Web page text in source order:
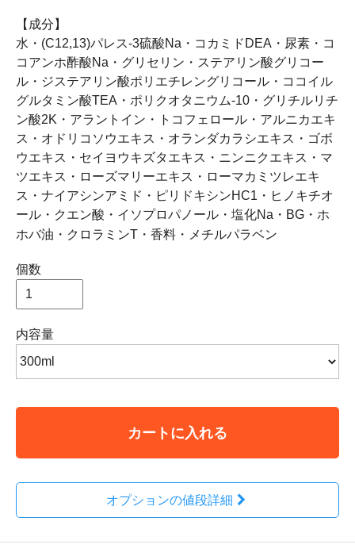
【成分】
水・(C12,13)パレス-3硫酸Na・コカミドDEA・尿素・コ
コアンホ酢酸Na・グリセリン・ステアリン酸グリコー
ル・ジステアリン酸ポリエチレングリコール・ココイル
グルタミン酸TEA・ポリクオタニウム-10・グリチルリチ
ン酸2K・アラントイン・トコフェロール・アルニカエキ
ス・オドリコソウエキス・オランダカラシエキス・ゴボ
ウエキス・セイヨウキズタエキス・ニンニクエキス・マ
ツエキス・ローズマリーエキス・ローマカミツレエキ
ス・ナイアシンアミド・ピリドキシンHC1・ヒノキチオ
ール・クエン酸・イソプロパノール・塩化Na・BG・ホ
ホバ油・クロラミンT・香料・メチルパラベン
個数
内容量
カートに入れる
オプションの値段詳細